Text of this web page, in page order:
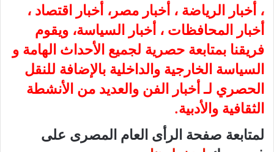
، أخبار الرياضة ، أخبار مصر، أخبار اقتصاد ،
أخبار المحافظات ، أخبار السياسة، ويقوم
فريقنا بمتابعة حصرية لجميع الأحداث الهامة و
السياسة الخارجية والداخلية بالإضافة للنقل
الحصري لـ أخبار الفن والعديد من الأنشطة
الثقافية والأدبية.
لمتابعة صفحة الرأى العام المصرى على